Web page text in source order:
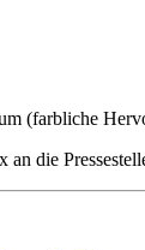
(farbliche
an die